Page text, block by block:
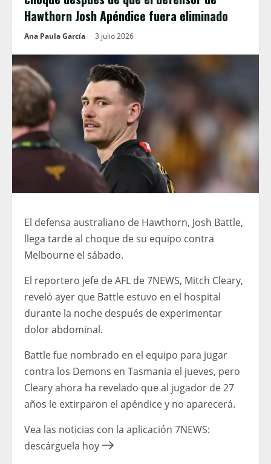
Hawthorn Josh Apéndice fuera eliminado
Ana Paula García 3 julio 2026
El defensa australiano de Hawthorn, Josh Battle,
llega tarde al choque de su equipo contra
Melbourne el sábado.
El reportero jefe de AFL de 7NEWS, Mitch Cleary,
reveló ayer que Battle estuvo en el hospital
durante la noche después de experimentar
dolor abdominal.
Battle fue nombrado en el equipo para jugar
contra los Demons en Tasmania el jueves, pero
Cleary ahora ha revelado que al jugador de 27
años le extirparon el apéndice y no aparecerá.
Vea las noticias con la aplicación 7NEWS:
descárguela hoy